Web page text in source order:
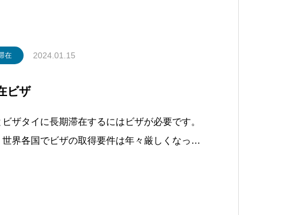
在 2024.01.15
ビザ
ザタイに長期滞在するにはビザが必要です。
界各国でビザの取得要件は年々厳しくなって